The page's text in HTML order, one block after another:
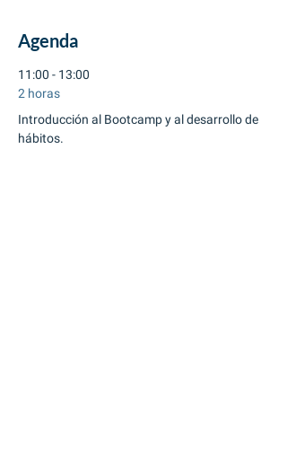
Agenda
11:00 - 13:00
2 horas
Introducción al Bootcamp y al desarrollo de
hábitos.